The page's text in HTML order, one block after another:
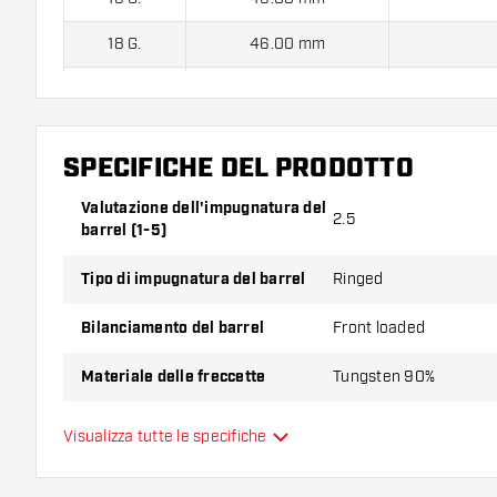
18 G. 46.00 mm
Harrows Supergrip Black 90% Freccette Soft
astine.
SPECIFICHE DEL PRODOTTO
Valutazione dell'impugnatura del
barrel (1-5)
2.5
Tipo di impugnatura del barrel Ringed
Bilanciamento del barrel Front loaded
Materiale delle freccette Tungsten 90%
barrel
Visualizza tutte le specifiche